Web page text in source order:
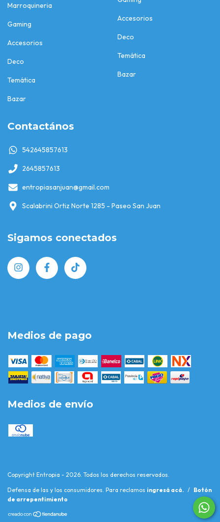
Marroquineria
Gaming
Accesorios
Deco
Temática
Bazar
Accesorios
Deco
Temática
Bazar
Contactános
542645857613
2645857613
entropiasanjuan@gmail.com
Scalabrini Ortiz Norte 1285 - Paseo San Juan
Sigamos conectados
Medios de pago
Medios de envío
Copyright Entropia - 2026. Todos los derechos reservados.
Defensa de las y los consumidores. Para reclamos ingresá acá. / Botón
de arrepentimiento